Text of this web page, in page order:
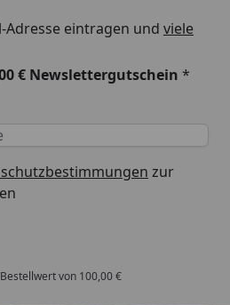
Adresse eintragen und viele
€ Newslettergutschein *
zur
von 100,00 €